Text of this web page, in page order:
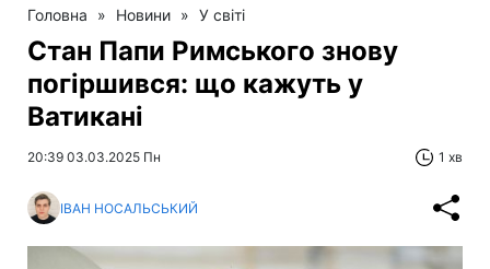
Головна » Новини » У світі
Стан Папи Римського знову
погіршився: що кажуть у
Ватикані
20:39 03.03.2025 Пн 1 хв
ІВАН НОСАЛЬСЬКИЙ